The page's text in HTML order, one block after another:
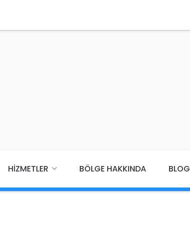
HIZMETLER BÖLGE HAKKINDA BLOG